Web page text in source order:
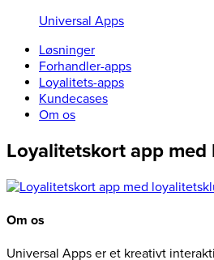
Universal Apps
Løsninger
Forhandler-apps
Loyalitets-apps
Kundecases
Om os
Loyalitetskort app
Om os
Universal Apps er et kreativt